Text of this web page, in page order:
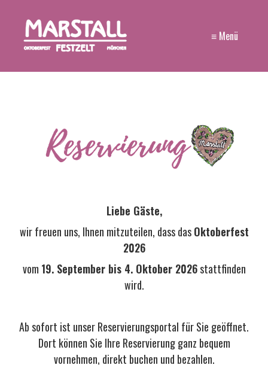
≡ Menü
Liebe Gäste,
wir freuen uns, Ihnen mitzuteilen, dass dasOktoberfest
2026
vom 19. September bis 4. Oktober 2026stattfinden
wird.
Ab sofort ist unser Reservierungsportal für Sie geöffnet.
Dort können Sie Ihre Reservierung ganz bequem
vornehmen, direkt buchen und bezahlen.